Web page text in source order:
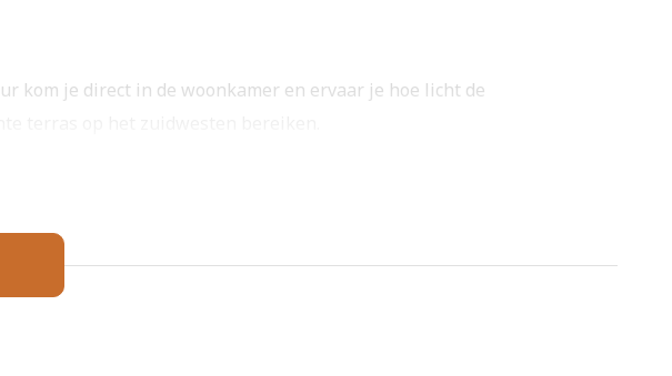
kom je direct in de woonkamer en ervaar je hoe licht de